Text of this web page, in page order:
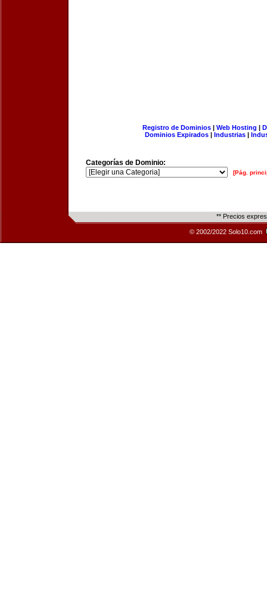
Registro de Dominios| Web Hosting |
Dominios Expirados | Industrias |
Categorías de Dominio:
[Pág.
** Precios
© 2002/2022 Solo10.com